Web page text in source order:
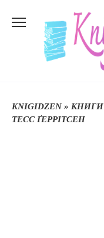
до
KNIGIDZEN» КНИГИ
ТЕСС ҐЕРРІТСЕН